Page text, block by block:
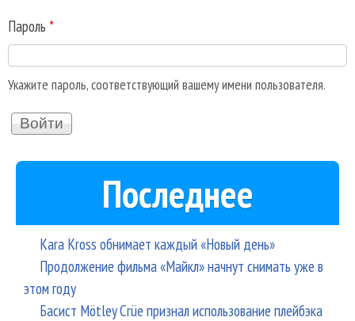
Пароль *
Укажите пароль, соответствующий вашему имени пользователя.
Последнее
Kara Kross обнимает каждый «Новый день»
Продолжение фильма «Майкл» начнут снимать уже в
этом году
Басист Mötley Crüe признал использование плейбэка